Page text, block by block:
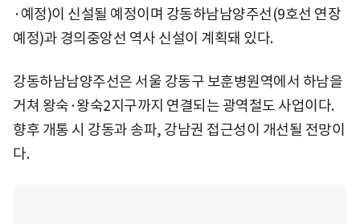
·예정)이 신설될 예정이며 강동하남남양주선(9호선 연장
예정)과 경의중앙선 역사 신설이 계획돼 있다.
강동하남남양주선은 서울 강동구 보훈병원역에서 하남을
거쳐 왕숙·왕숙2지구까지 연결되는 광역철도 사업이다.
향후 개통 시 강동과 송파, 강남권 접근성이 개선될 전망이
다.